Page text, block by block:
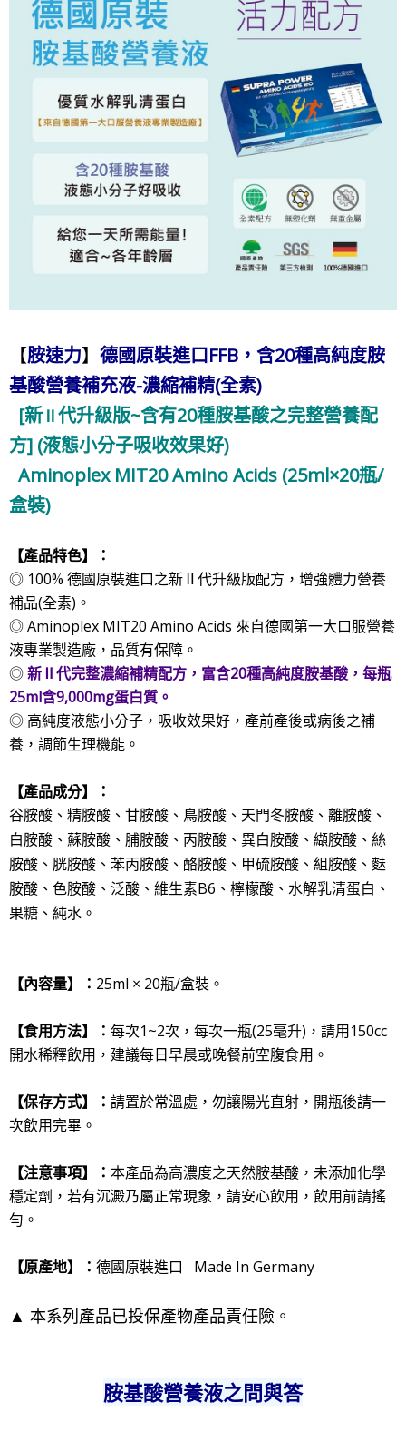
【胺速力】 德國原裝進口FFB， 含20種高純度胺
基酸營養補充液-濃縮補精(全素)
[新 Ⅱ代升級版~含有20種胺基酸之完整營養配
方] (液態小分子吸收效果好)
Aminoplex MIT20 Amino Acids (25ml×20瓶/
盒裝)
【產品特色】：
◎ 100% 德國原裝進口之新Ⅱ代升級版配方，增強體力營養
補品(全素)。
◎ Aminoplex MIT20 Amino Acids 來自德國第一大口服營養
液專業製造廠，品質有保障。
◎新Ⅱ代完整濃縮補精配方，富含20種高純度胺基酸，每瓶
25ml含9,000mg蛋白質 。
◎ 高純度液態小分子，吸收效果好， 產前產後或病後之補
養， 調節生理機能 。
【產品成分】：
谷胺酸、精胺酸、 甘胺酸、 鳥胺酸、天門冬胺酸、 離胺酸 、
白胺酸、蘇胺酸、脯胺酸、丙胺酸、異白胺酸 、纈胺酸、絲
胺酸 、 胱胺酸、 苯丙胺酸、 酪胺酸、 甲硫胺酸、組胺酸、 麩
胺酸、 色胺酸、 泛酸、維生素B6、檸檬酸、水解乳清蛋白、
果糖、純水。
【內容量】： 25ml × 20瓶/盒裝。
【食用方法】： 每次1~2次，每次一瓶(25毫升)，請用150cc
開水稀釋飲用，建議每日早晨或晚餐前空腹食用。
【保存方式】： 請置於常溫處，勿讓陽光直射，開瓶後請一
次飲用完畢。
【注意事項】： 本產品為高濃度之天然胺基酸 ，未添加化學
穩定劑 ，若有沉澱乃屬正常現象，請安心飲用，飲用前請搖
勻。
【原產地】： 德國原裝進口 Made In Germany
▲ 本系列產品已投保產物產品責任險。
胺基酸營養液之問與答